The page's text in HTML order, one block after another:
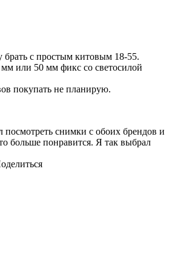
брать с простым китовым 18-55.
или 50 мм фикс со светосилой
покупать не планирую.
посмотреть снимки с обоих брендов и
больше понравится. Я так выбрал